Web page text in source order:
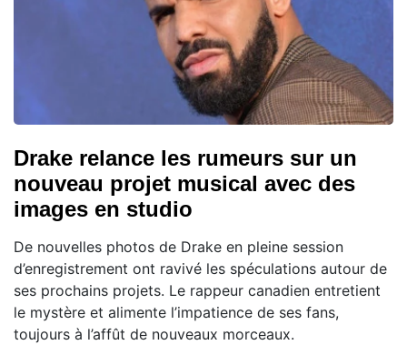
Drake relance les rumeurs sur un
nouveau projet musical avec des
images en studio
De nouvelles photos de Drake en pleine session
d’enregistrement ont ravivé les spéculations autour de
ses prochains projets. Le rappeur canadien entretient
le mystère et alimente l’impatience de ses fans,
toujours à l’affût de nouveaux morceaux.